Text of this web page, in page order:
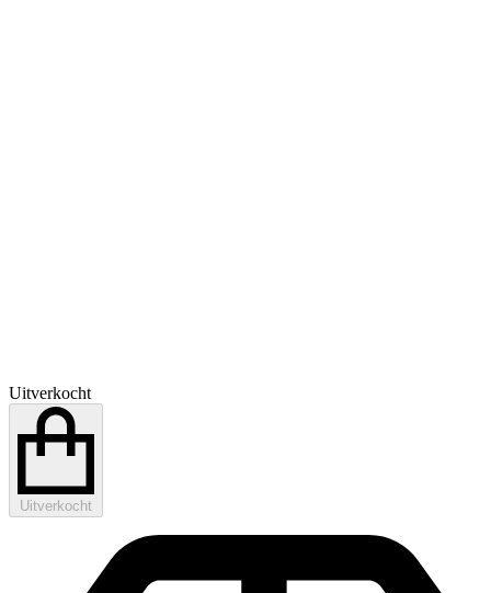
Uitverkocht
Uitverkocht